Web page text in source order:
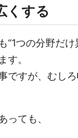
くする
“1つの分野だけ
す。
ですが、むしろ
っても、